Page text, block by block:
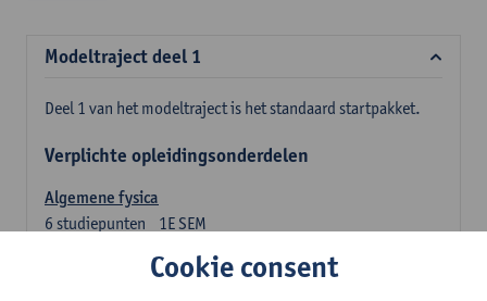
Modeltraject deel 1
Deel 1 van het modeltraject is het standaard startpakket.
Verplichte opleidingsonderdelen
Algemene fysica
1E SEM
6 studiepunten
Cookie consent